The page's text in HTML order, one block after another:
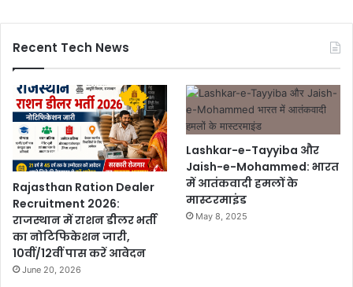
Recent Tech News
Rajasthan Ration Dealer
Recruitment 2026:
राजस्थान में राशन डीलर भर्ती
का नोटिफिकेशन जारी,
10वीं/12वीं पास करें आवेदन
June 20, 2026
Lashkar-e-Tayyiba और
Jaish-e-Mohammed: भारत
में आतंकवादी हमलों के
मास्टरमाइंड
May 8, 2025